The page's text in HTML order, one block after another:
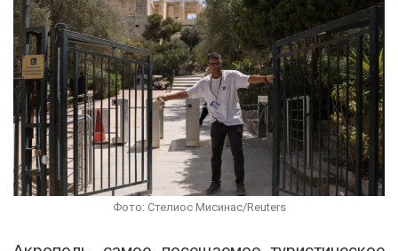
Фото: Стелиос Мисинас/Reuters